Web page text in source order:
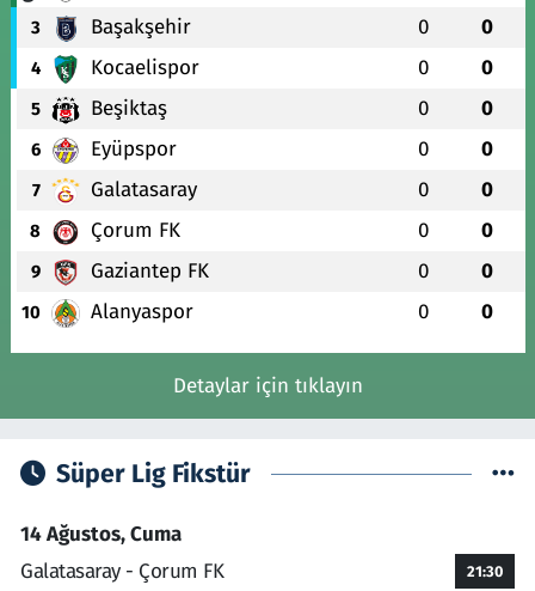
3 Başakşehir 0 0
4 Kocaelispor 0 0
5 Beşiktaş 0 0
6 Eyüpspor 0 0
7 Galatasaray 0 0
8 Çorum FK 0 0
9 Gaziantep FK 0 0
10 Alanyaspor 0 0
Detaylar için tıklayın
Süper Lig Fikstür
14 Ağustos, Cuma
Galatasaray - Çorum FK
21:30